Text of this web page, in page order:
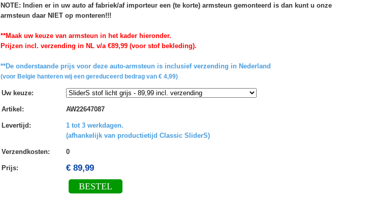
NOTE: Indien er in uw auto af fabriek/af importeur een (te korte) armsteun gemonteerd is dan kunt u onze
armsteun daar NIET op monteren!!!
**Maak uw keuze van armsteun in het kader hieronder.
Prijzen incl. verzending in NL v/a €89,99 (voor stof bekleding).
**De onderstaande prijs voor deze auto-armsteun is inclusief verzending in Nederland
(voor Belgie hanteren wij een gereduceerd bedrag van € 4,99)
Uw keuze:
Artikel : AW22647087
Levertijd :
1 tot 3 werkdagen.
(afhankelijk van productietijd Classic SliderS)
Verzendkosten: 0
Prijs: € 89,99
BESTEL